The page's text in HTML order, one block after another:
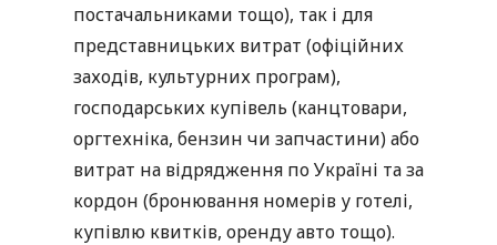
постачальниками тощо), так і для
представницьких витрат (офіційних
заходів, культурних програм),
господарських купівель (канцтовари,
оргтехніка, бензин чи запчастини) або
витрат на відрядження по Україні та за
кордон (бронювання номерів у готелі,
купівлю квитків, оренду авто тощо).